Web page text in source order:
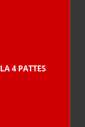
LA 4 PATTES